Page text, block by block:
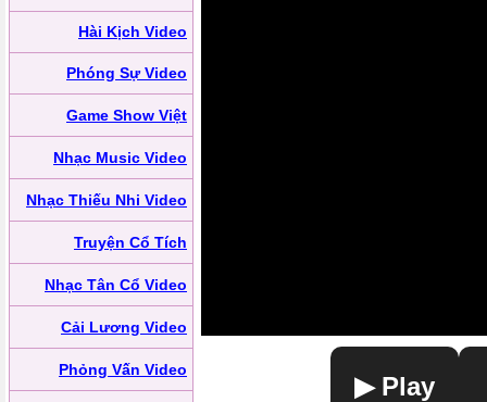
Hài Kịch Video
Phóng Sự Video
Game Show Việt
Nhạc Music Video
Nhạc Thiếu Nhi Video
Truyện Cổ Tích
Nhạc Tân Cổ Video
Cải Lương Video
Phỏng Vấn Video
▶ Play